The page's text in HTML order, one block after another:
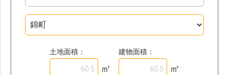
土地面積：
㎡
建物面積：
㎡